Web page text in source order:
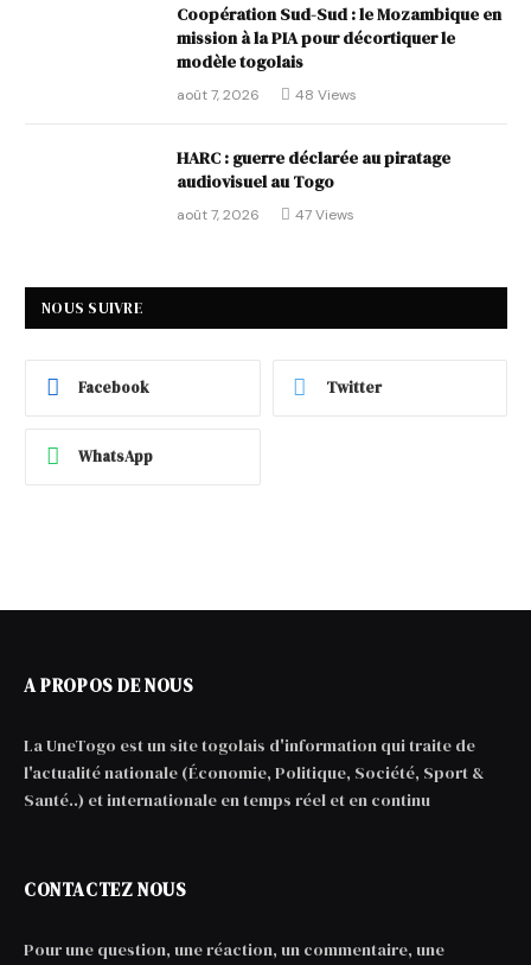
Coopération Sud-Sud : le Mozambique en
mission à la PIA pour décortiquer le
modèle togolais
août 7, 2026 48 Views
HARC : guerre déclarée au piratage
audiovisuel au Togo
août 7, 2026 47Views
NOUS SUIVRE
Facebook Twitter
WhatsApp
A PROPOS DE NOUS
La UneTogo est un site togolais d'information qui traite de
l'actualité nationale (Économie, Politique, Société, Sport &
Santé..) et internationale en temps réel et en continu
CONTACTEZ NOUS
Pour une question, une réaction, un commentaire, une